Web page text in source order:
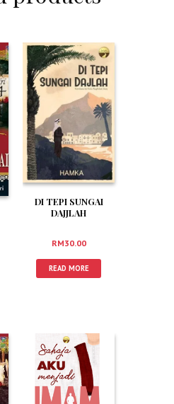
DI TEPI SUNGAI
DAJJLAH
RM30.00
READ MORE